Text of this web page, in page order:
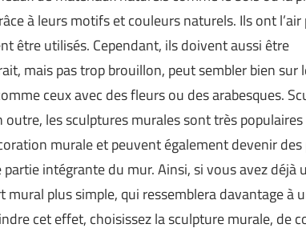
à leurs motifs et couleurs naturels. Ils ont l’air
être utilisés. Cependant, ils doivent aussi être
mais pas trop brouillon, peut sembler bien sur
ceux avec des fleurs ou des arabesques.
les sculptures murales sont très populaires
murale et peuvent également devenir
intégrante du mur. Ainsi, si vous avez déjà
plus simple, qui ressemblera davantage à
cet effet, choisissez la sculpture murale, de